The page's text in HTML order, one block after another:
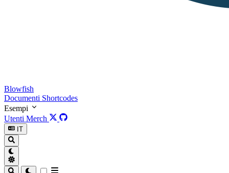
Blowfish
Documenti Shortcodes
Esempi
Utenti Merch
IT